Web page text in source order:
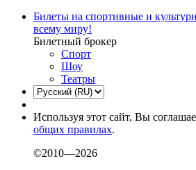
Билеты на спортивные и
всему миру!
Билетный брокер
Спорт
Шоу
Театры
Используя этот сайт, Вы
общих правилах.
©2010—2026